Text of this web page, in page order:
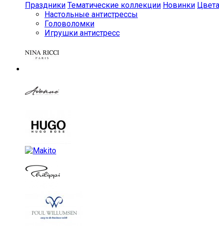
Праздники Тематические коллекции Новинки Цвета
Настольные антистрессы
Головоломки
Игрушки антистресс